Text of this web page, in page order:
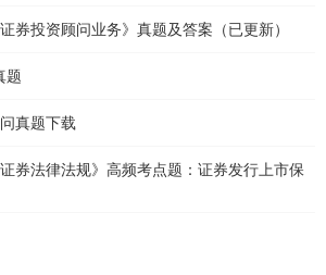
券投资顾问业务》真题及答案（已更新）
题
真题下载
券法律法规》高频考点题：证券发行上市保